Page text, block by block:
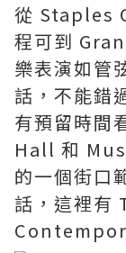
從 Staples
程可到
樂表演如管
話，不能錯
有預留時
Hall 和
的一個街口
話，這裡有